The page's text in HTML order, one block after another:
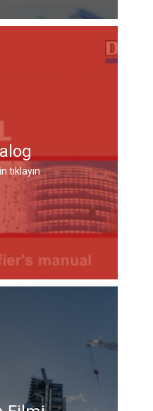
tıklayın